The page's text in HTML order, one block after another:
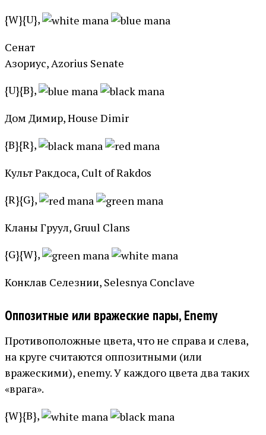
{W}{U},
Сенат
Азориус, Azorius Senate
{U}{B},
Дом Димир, House Dimir
{B}{R},
Культ Ракдоса, Cult of Rakdos
{R}{G},
Кланы Груул, Gruul Clans
{G}{W},
Конклав Селезнии, Selesnya Conclave
Оппозитные или вражеские пары, Enemy
Противоположные цвета, что не справа и слева,
на круге считаются оппозитными (или
вражескими), enemy. У каждого цвета два таких
«врага».
{W}{B},